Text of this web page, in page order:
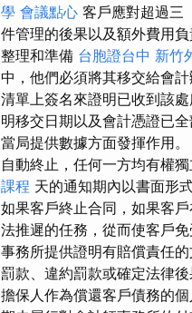
學 會議點心 客戶應對超過三
件管理的後果以及額外費用負
整理和準備 台胞證台中 新竹
中，他們必須將其移交給會計
清單上簽名來證明已收到該
明移交日期以及會計憑證已
當局提供數據方面發揮作用。
自動終止，任何一方均有權
課程 天的通知期內以書面形
如果客戶終止合同，如果客
法推遲的任務，從而使客戶免
事務所提供證明有賠償責任的
罰款、違約罰款或確定法律
擔保人作為償還客戶債務的個